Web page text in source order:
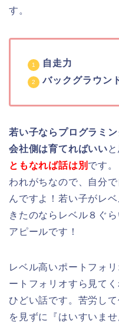
す。
自走力
バックグラウン
若い子ならプログラミ
会社側は育てればいい
ともなれば話は別 です
われがちなので、自分
んですよ！若い子がレ
きたのならレベル８ぐ
アピールです！
レベル高いポートフォ
ートフォリオすら見て
ひどい話です。苦労し
を見ずに『はいすいま